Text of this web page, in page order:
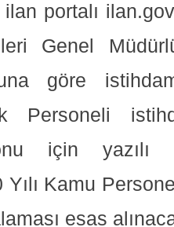
portalı
Genel
göre
Personeli
için yazılı
Yılı Kamu
esas